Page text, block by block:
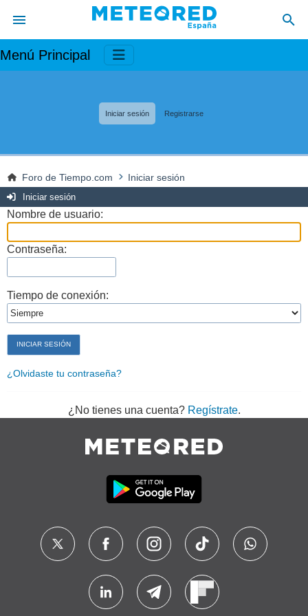
Menú Principal
Iniciar sesión Registrarse
Foro de Tiempo.com Iniciar sesión
Iniciar sesión
Nombre de usuario:
Contraseña:
Tiempo de conexión:
¿Olvidaste tu contraseña?
¿No tienes una cuenta? Regístrate.